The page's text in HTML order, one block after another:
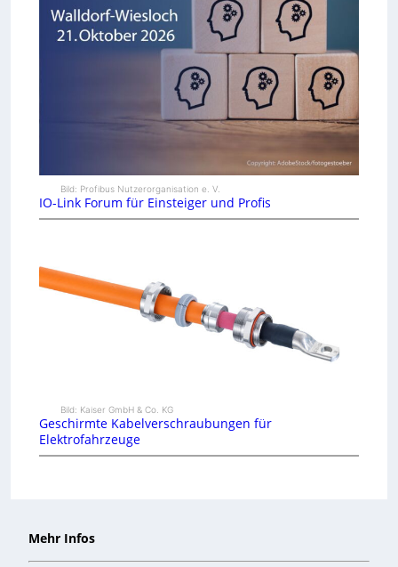
Bild: Profibus Nutzerorganisation e. V.
IO-Link Forum für Einsteiger und Profis
Bild: Kaiser GmbH & Co. KG
Geschirmte Kabelverschraubungen für
Elektrofahrzeuge
Mehr Infos